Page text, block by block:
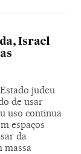
Israel
judeu
de usar
uso continua
espaços
da
massa